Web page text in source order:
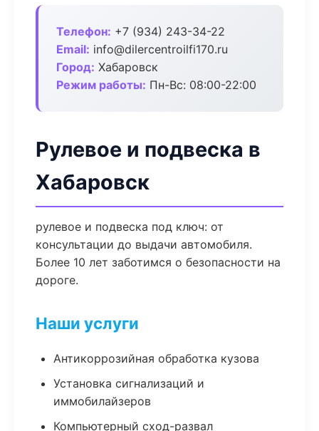
Телефон: +7 (934) 243-34-22
Email: info@dilercentroilfi170.ru
Город: Хабаровск
Режим работы: Пн-Вс: 08:00-22:00
Рулевое и подвеска в
Хабаровск
рулевое и подвеска под ключ: от
консультации до выдачи автомобиля.
Более 10 лет заботимся о безопасности на
дороге.
Наши услуги
Антикоррозийная обработка кузова
Установка сигнализаций и
иммобилайзеров
Компьютерный сход-развал